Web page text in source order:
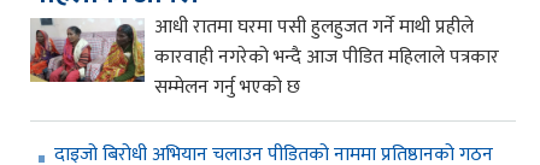
आधी रातमा घरमा पसी हुलहुजत गर्ने माथी प्रहीले
कारवाही नगरेको भन्दै आज पीडित महिलाले पत्रकार
सम्मेलन गर्नु भएको छ
दाइजो बिरोधी अभियान चलाउन पीडितको नाममा प्रतिष्ठानको गठन